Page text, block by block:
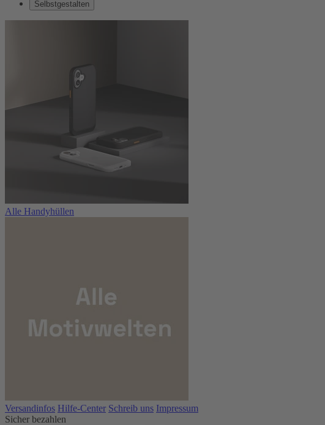
Selbstgestalten
Alle Handyhüllen
Versandinfos Hilfe-Center Schreib uns Impressum
Sicher bezahlen